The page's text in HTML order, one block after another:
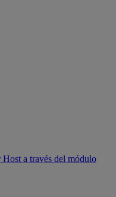
a través del módulo